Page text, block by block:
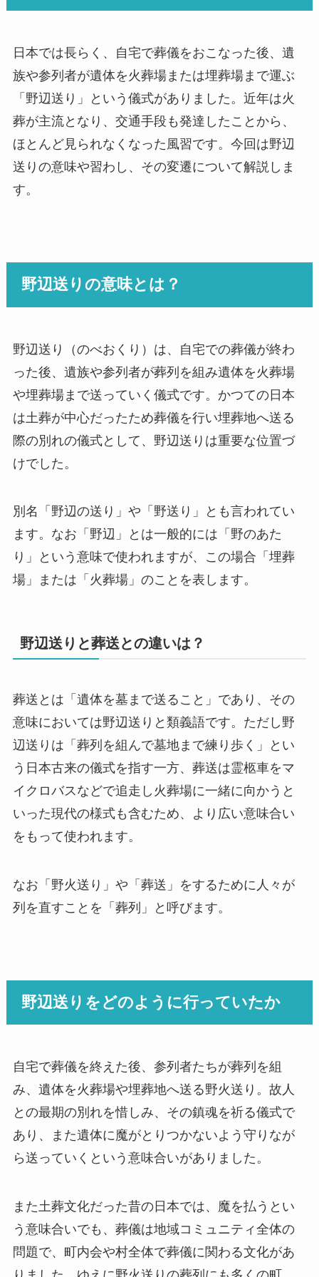
日本では長らく、自宅で葬儀をおこなった後、遺
族や参列者が遺体を火葬場または埋葬場まで運ぶ
「野辺送り」という儀式がありました。近年は火
葬が主流となり、交通手段も発達したことから、
ほとんど見られなくなった風習です。今回は野辺
送りの意味や習わし、その変遷について解説しま
す。
野辺送りの意味とは？
野辺送り（のべおくり）は、自宅での葬儀が終わ
った後、遺族や参列者が葬列を組み遺体を火葬場
や埋葬場まで送っていく儀式です。かつての日本
は土葬が中心だったため葬儀を行い埋葬地へ送る
際の別れの儀式として、野辺送りは重要な位置づ
けでした。
別名「野辺の送り」や「野送り」とも言われてい
ます。なお「野辺」とは一般的には「野のあた
り」という意味で使われますが、この場合「埋葬
場」または「火葬場」のことを表します。
野辺送りと葬送との違いは？
葬送とは「遺体を墓まで送ること」であり、その
意味においては野辺送りと類義語です。ただし野
辺送りは「葬列を組んで墓地まで練り歩く」とい
う日本古来の儀式を指す一方、葬送は霊柩車をマ
イクロバスなどで追走し火葬場に一緒に向かうと
いった現代の様式も含むため、より広い意味合い
をもって使われます。
なお「野火送り」や「葬送」をするために人々が
列を直すことを「葬列」と呼びます。
野辺送りをどのように行っていたか
自宅で葬儀を終えた後、参列者たちが葬列を組
み、遺体を火葬場や埋葬地へ送る野火送り。故人
との最期の別れを惜しみ、その鎮魂を祈る儀式で
あり、また遺体に魔がとりつかないよう守りなが
ら送っていくという意味合いがありました。
また土葬文化だった昔の日本では、魔を払うとい
う意味合いでも、葬儀は地域コミュニティ全体の
問題で、町内会や村全体で葬儀に関わる文化があ